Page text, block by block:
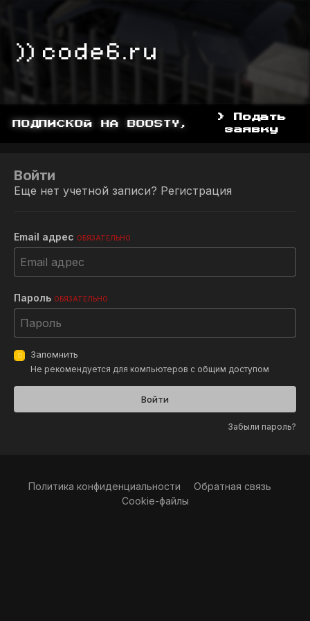
НА BOOSTY, BOOSTY.TO/
> Подать
заявку
Войти
Еще нет учетной записи? Регистрация
Email адрес ОБЯЗАТЕЛЬНО
Пароль ОБЯЗАТЕЛЬНО
Запомнить
Не рекомендуется для компьютеров с общим доступом
Войти
Забыли пароль?
Политика конфиденциальности
Обратная связь
Cookie-файлы